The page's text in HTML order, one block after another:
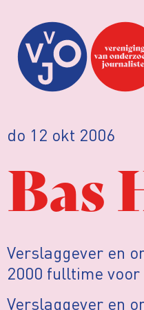
do 12 okt 2006
Bas
Verslaggever en
2000 fulltime
Verslaggever en